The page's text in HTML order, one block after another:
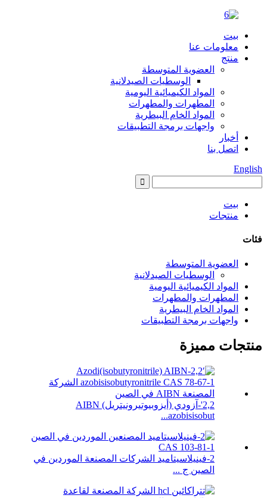
بيت
معلومات عنا
منتج
العضوية المتوسطة
الوسطيات الصيدلانية
المواد الكيميائية اليومية
المطهرات والمطهرات
المواد الخام البيطرية
واجهات برمجة التطبيقات
أخبار
اتصل بنا
English
بيت
منتجات
فئات
العضوية المتوسطة
الوسطيات الصيدلانية
المواد الكيميائية اليومية
المطهرات والمطهرات
المواد الخام البيطرية
واجهات برمجة التطبيقات
منتجات مميزة
2,2'-آزودي (أيزوبيوتيرونيتريل) AIBN
azobisisobut...
2-فينيلاسيتاميد الشركات المصنعة الموردين في
الصين ج ...